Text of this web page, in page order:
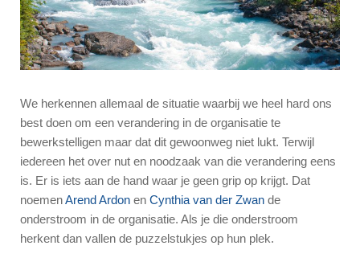
We herkennen allemaal de situatie waarbij we heel hard ons
best doen om een verandering in de organisatie te
bewerkstelligen maar dat dit gewoonweg niet lukt. Terwijl
iedereen het over nut en noodzaak van die verandering eens
is. Er is iets aan de hand waar je geen grip op krijgt. Dat
noemenArend Ardon en Cynthia van der Zwan de
onderstroom in de organisatie. Als je die onderstroom
herkent dan vallen de puzzelstukjes op hun plek.